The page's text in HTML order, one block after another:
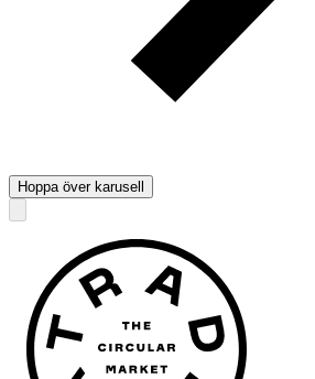
Hoppa över karusell